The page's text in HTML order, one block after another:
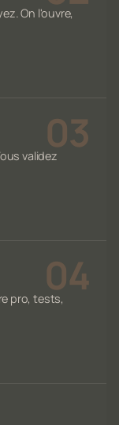
On l'ouvre,
validez
pro, tests,